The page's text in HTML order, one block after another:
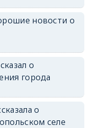
новости о
о
города
о
селе